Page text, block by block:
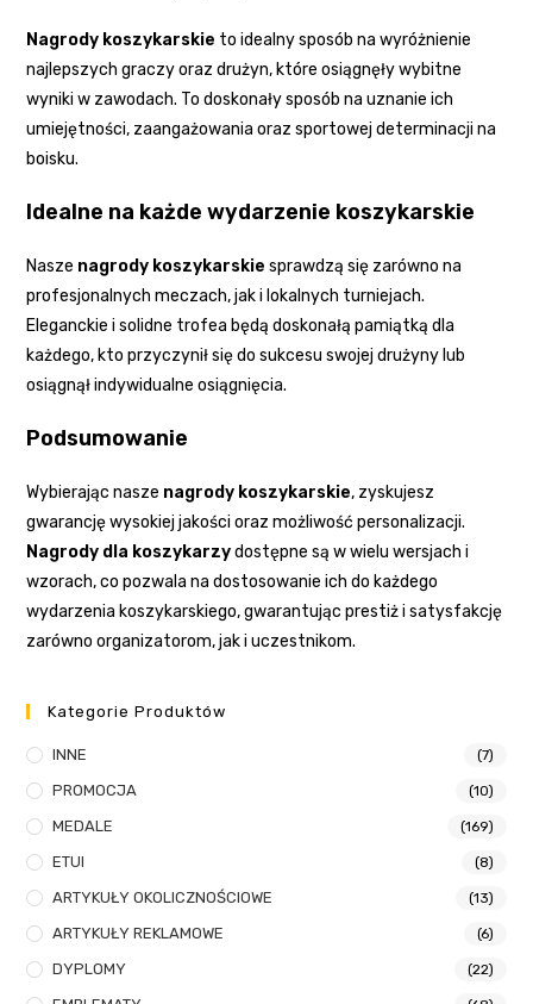
Nagrody koszykarskie to idealny sposób na wyróżnienie
najlepszych graczy oraz drużyn, które osiągnęły wybitne
wyniki w zawodach. To doskonały sposób na uznanie ich
umiejętności, zaangażowania oraz sportowej determinacji na
boisku.
Idealne na każde wydarzenie koszykarskie
Nasze nagrody koszykarskie sprawdzą się zarówno na
profesjonalnych meczach, jak i lokalnych turniejach.
Eleganckie i solidne trofea będą doskonałą pamiątką dla
każdego, kto przyczynił się do sukcesu swojej drużyny lub
osiągnął indywidualne osiągnięcia.
Podsumowanie
Wybierając nasze nagrody koszykarskie, zyskujesz
gwarancję wysokiej jakości oraz możliwość personalizacji.
Nagrody dla koszykarzydostępne są w wielu wersjach i
wzorach, co pozwala na dostosowanie ich do każdego
wydarzenia koszykarskiego, gwarantując prestiż i satysfakcję
zarówno organizatorom, jak i uczestnikom.
Kategorie Produktów
INNE (7)
PROMOCJA (10)
MEDALE (169)
ETUI (8)
ARTYKUŁY OKOLICZNOŚCIOWE (13)
ARTYKUŁY REKLAMOWE (6)
DYPLOMY (22)